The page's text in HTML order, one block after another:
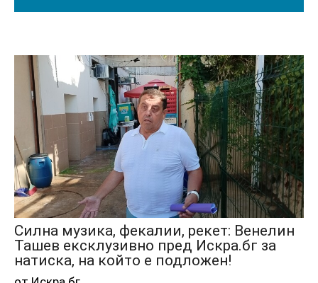
Силна музика, фекалии, рекет: Венелин
Ташев ексклузивно пред Искра.бг за
натиска, на който е подложен!